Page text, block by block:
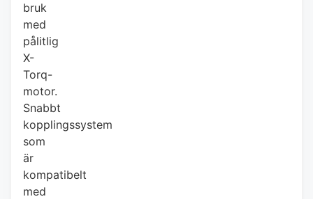
bruk
med
pålitlig
X-
Torq-
motor.
Snabbt
kopplingssystem
som
är
kompatibelt
med